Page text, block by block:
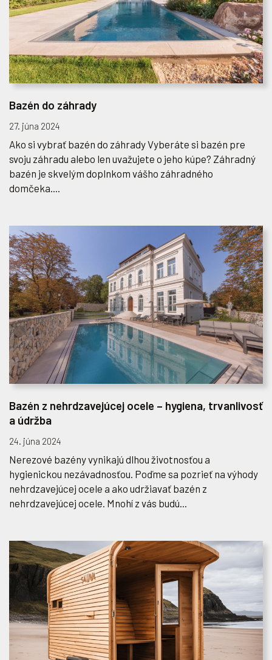
Bazén do záhrady
27. júna 2024
Ako si vybrať bazén do záhrady Vyberáte si bazén pre
svoju záhradu alebo len uvažujete o jeho kúpe? Záhradný
bazén je skvelým doplnkom vášho záhradného
domčeka....
Bazén z nehrdzavejúcej ocele – hygiena, trvanlivosť
a údržba
24. júna 2024
Nerezové bazény vynikajú dlhou životnosťou a
hygienickou nezávadnosťou. Poďme sa pozrieť na výhody
nehrdzavejúcej ocele a ako udržiavať bazén z
nehrdzavejúcej ocele. Mnohí z vás budú...